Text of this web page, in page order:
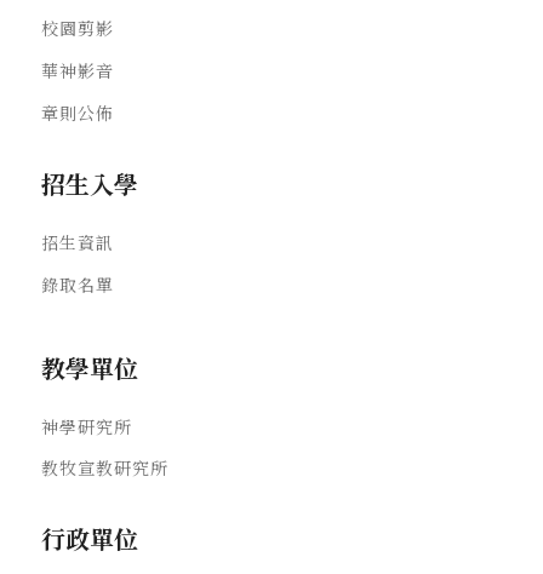
校園剪影
華神影音
章則公佈
招生入學
招生資訊
錄取名單
教學單位
神學研究所
教牧宣教研究所
行政單位